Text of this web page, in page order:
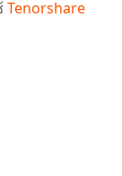
Tenorshare